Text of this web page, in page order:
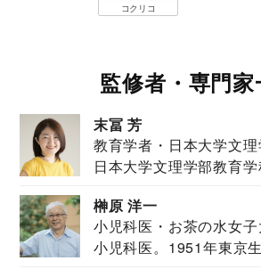
コクリコ
監修者・専門家
末冨 芳
教育学者・日本大学文
日本大学文理学部教育
榊原 洋一
小児科医・お茶の水女
小児科医。1951年東京